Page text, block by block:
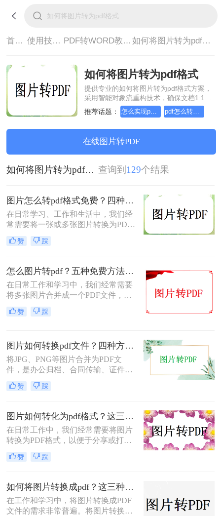
首页> 使用技巧> PDF转WORD教程> 如何将图片转为pdf格式
如何将图片转为pdf格式
提供专业的如何将图片转为pdf格式方案，
采用智能对象流重构技术，确保文档1:1高
保真还原且排版不乱码。支持一键批量处
理，全链路 SSL 加密保障隐私安全。助您
装，高效办公。
推荐话题： 怎么实现pdf转Word？详细方法教学 pdf怎么转换成word？方法详细解析
在线图片转PDF
如何将图片转为pdf格式 查询到 129个结果
图片怎么转pdf格式免费？四种方法对比与实操指南（附详细表格）!
在日常学习、工作和生活中，我们经
常需要将一张或多张图片转换为PDF
格式，以便于分享、存档或打印。无
论是整理电子相册、提交证件照，还
都十分常见。为了帮你快速选出最适
合自己的转换方式，下表汇总了四种
主流免费方法的核心差异：
赞 踩
怎么图片转pdf？五种免费方法对比与实操指南（附详细表格）！
在日常工作和学习中，我们经常需要
将多张图片合并成一个PDF文件，以
便于分享、存档或打印。无论是制作
电子相册、整理工作截图、提交证件
出最适合自己的转换方式，下表汇总
了五种主流方法的核心差异：
赞 踩
图片如何转换pdf文件？四种方法实测对比，附各场景最优选！
将JPG、PNG等图片合并为PDF文
件，是办公归档、合同传输、证件提
交中经常遇到的需求。但不同方法在
转换质量、操作效率、数据安全方面
模糊、页面错位，甚至隐私泄露。本
文基于实际测试，对比四种主流图片
转PDF方案，按场景给出明确建议，
帮你少走弯路。
赞 踩
图片如何转化为pdf格式？这三个实用指南收好！
在日常工作中，我们经常需要将图片
转换为PDF格式，以便于分享或打
印。那么图片如何转化为pdf格式呢？
本文将介绍三种将图片转化为PDF格
和适用场景，您可以根据自己的需求
选择最合适的方式。
赞 踩
如何将图片转换成pdf？这三种方法帮助你解决问题！
在工作和学习中，将图片转换成PDF
文件的需求非常普遍。将图片转换成